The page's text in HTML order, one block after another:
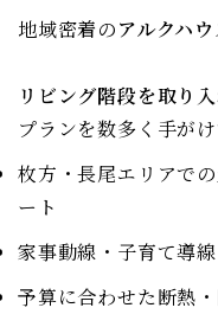
地域密着のアルクハ
リビング階段を取り
プランを数多く手がけ
枚方・長尾エリアで
ート
家事動線・子育て導
予算に合わせた断熱